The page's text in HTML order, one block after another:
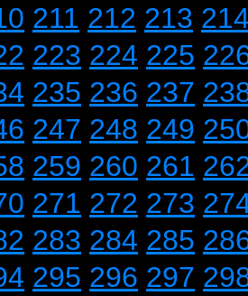
211 212 213
223 224 225
235 236 237
247 248 249
259 260 261
271 272 273
283 284 285
295 296 297